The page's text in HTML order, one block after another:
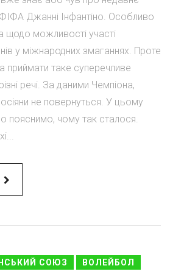
Джанні Інфантіно. Особливо
щодо можливості участі
у міжнародних змаганнях. Проте
приймати таке суперечливе
речі. За даними Чемпіона,
не повернуться. У цьому
пояснимо, чому так сталося.
СОЮЗ ВОЛЕЙБОЛ